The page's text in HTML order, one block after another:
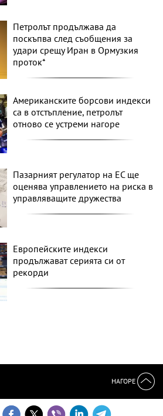
Петролът продължава да
поскъпва след съобщения за
удари срещу Иран в Ормузкия
проток*
Американските борсови индекси
са в отстъпление, петролът
отново се устреми нагоре
Пазарният регулатор на ЕС ще
оценява управлението на риска в
управляващите дружества
Европейските индекси
продължават серията си от
рекорди
НАГОРЕ